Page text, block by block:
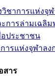
ชาการแห่งจุฬ
การล่ามเฉลิม
ประชาชน
ารแห่งจุฬาล
สาร